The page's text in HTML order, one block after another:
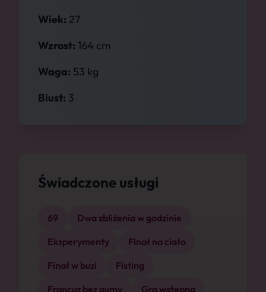
Wiek: 27
Wzrost: 164 cm
Waga: 53 kg
Biust: 3
Świadczone usługi
69
Dwa zbliżenia w godzinie
Eksperymenty
Finał na ciało
Finał w buzi
Fisting
Francuz bez gumy
Gra wstępna